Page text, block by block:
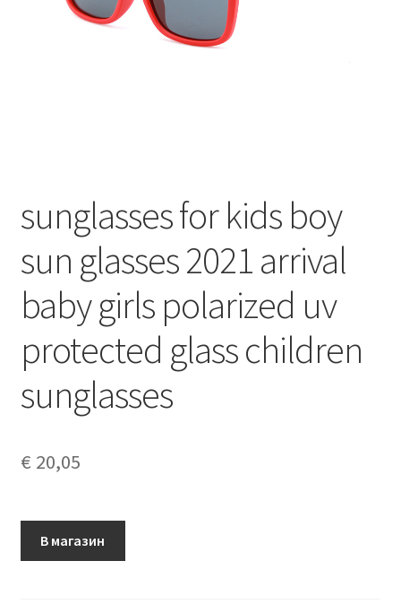
sunglasses for kids boy
sun glasses 2021 arrival
baby girls polarized uv
protected glass children
sunglasses
€ 20,05
В магазин